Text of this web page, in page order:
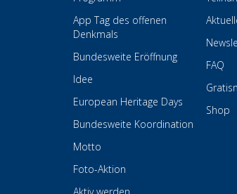
App Tag des offenen
Denkmals
Bundesweite Eröffnung
Idee
European Heritage Days
Bundesweite Koordination
Motto
Foto-Aktion
FAQ
Shop